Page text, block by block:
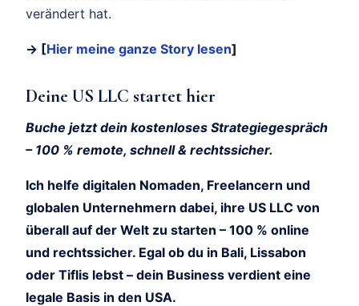
verändert hat.
→ [Hier meine ganze Story lesen]
Deine US LLC startet hier
Buche jetzt dein kostenloses Strategiegespräch
– 100 % remote, schnell & rechtssicher.
Ich helfe digitalen Nomaden, Freelancern und
globalen Unternehmern dabei, ihre US LLC von
überall auf der Welt zu starten – 100 % online
und rechtssicher. Egal ob du in Bali, Lissabon
oder Tiflis lebst – dein Business verdient eine
legale Basis in den USA.